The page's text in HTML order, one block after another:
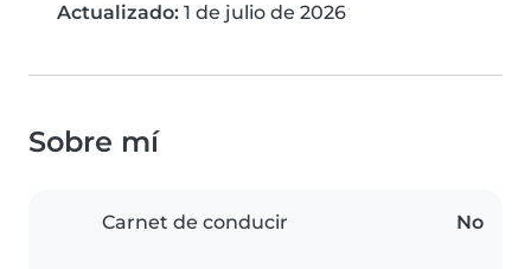
Actualizado: 1 de julio de 2026
Sobre mí
Carnet de conducir No